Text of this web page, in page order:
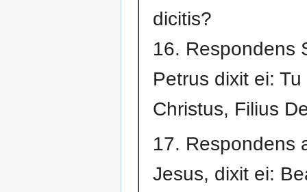
dicitis?
16. Respondens
Petrus dixit ei: Tu
Christus, Filius
17. Respondens
Jesus, dixit ei: